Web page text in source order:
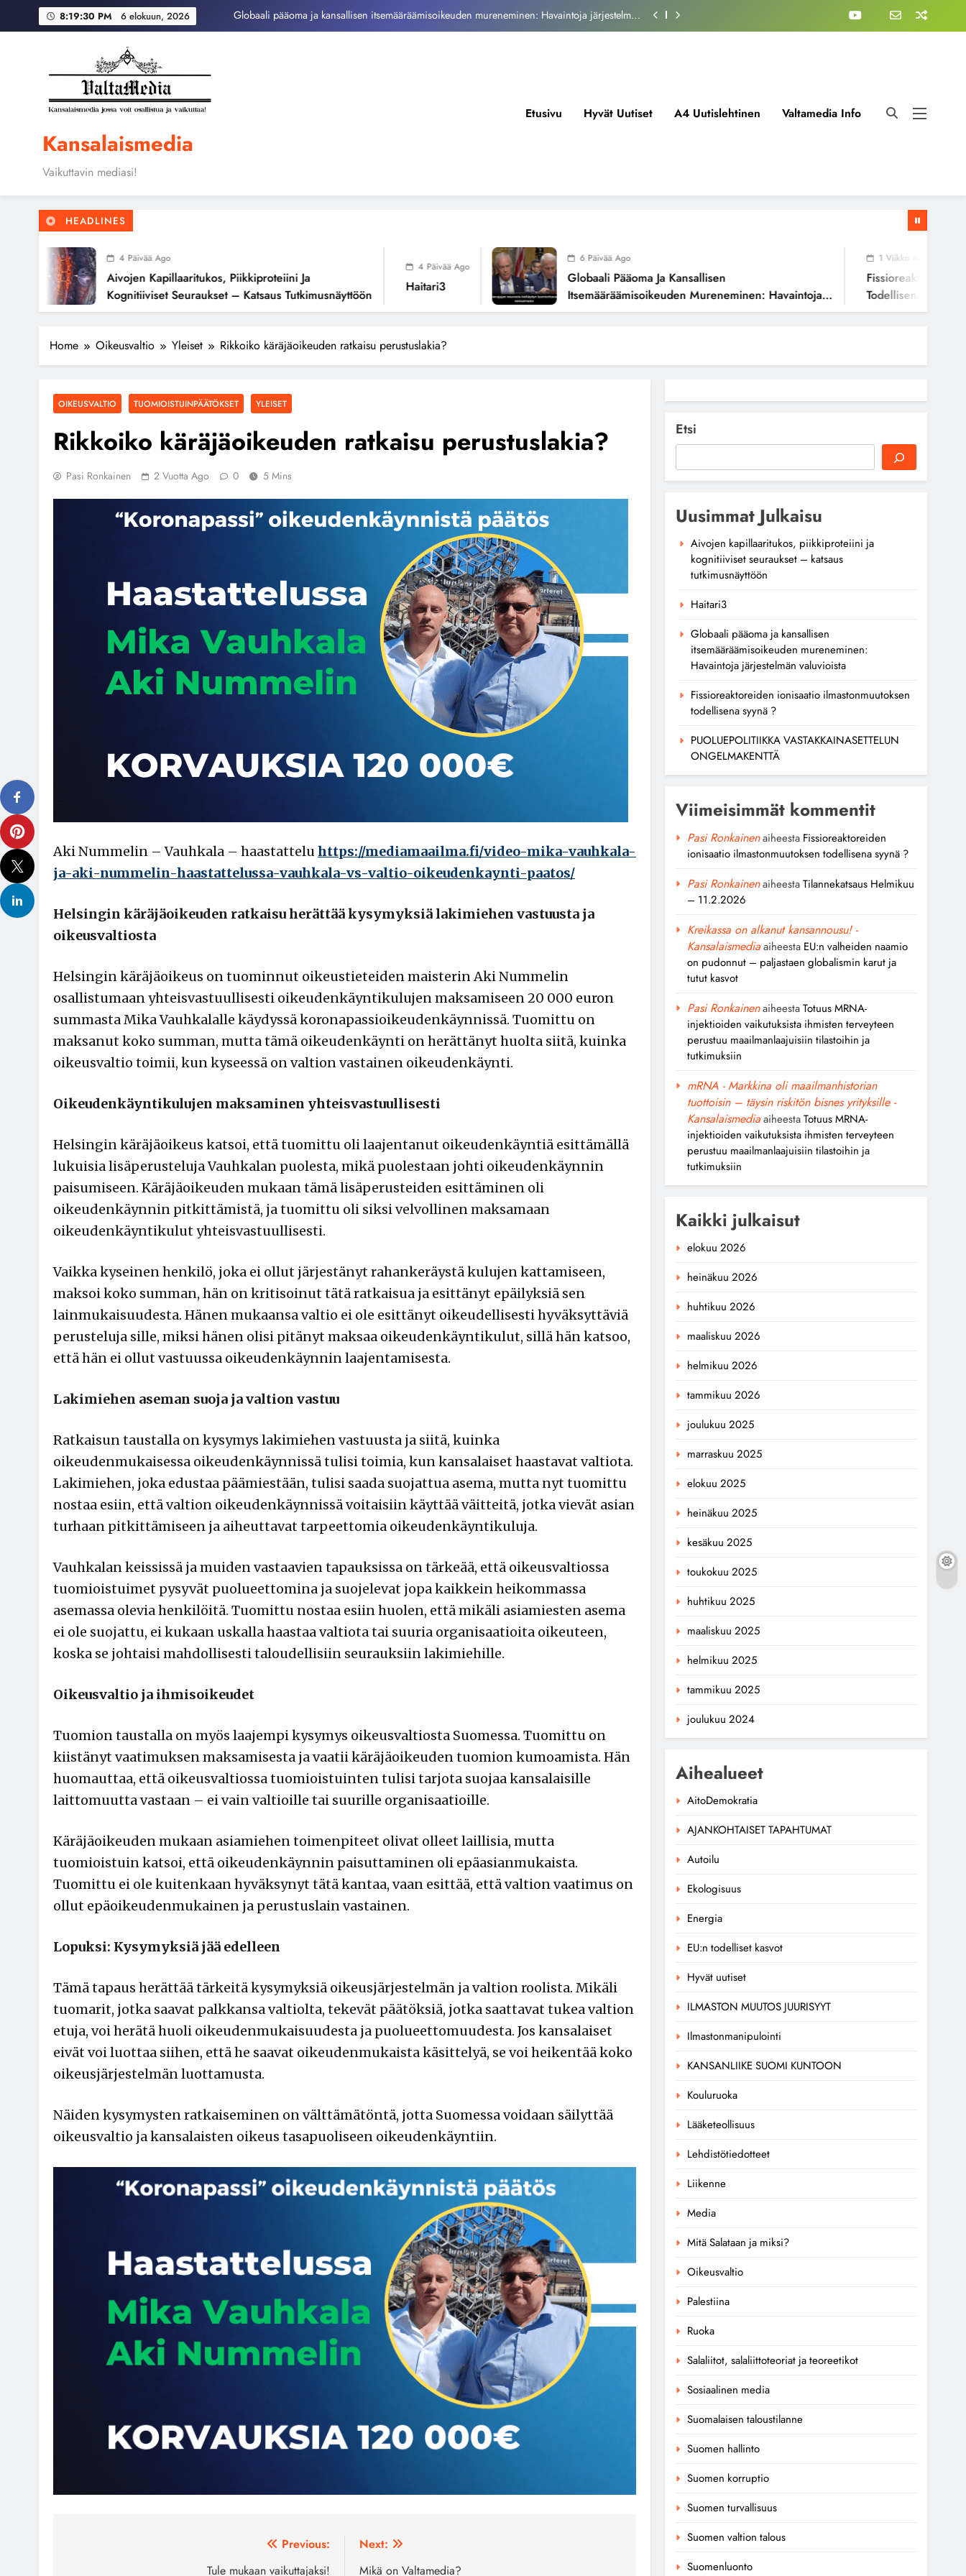
8:19:31 PM 6 elokuun, 2026
Fissioreaktoreiden ionisaatio ilmastonmuutoksen todellisena syynä ?
Globaali pääoma ja kansallisen itsemääräämisoikeuden mureneminen: Havaintoja järjestelmän
valuvioista
Kansalaismedia
Vaikuttavin mediasi!
Etusivu Hyvät Uutiset A4 Uutislehtinen Valtamedia Info
HEADLINES
4 Päivää Ago
Aivojen Kapillaaritukos, Piikkiproteiini Ja
Kognitiiviset Seuraukset – Katsaus Tutkimusnäyttöön
4 Päivää Ago
Haitari3
6 Päivää Ago
Globaali Pääoma Ja Kansallisen
Itsemääräämisoikeuden Mureneminen: Havaintoja
Järjestelmän Valuvioista
1 Viikko Ago
Fissioreaktoreiden
Todellisena Syynä ?
Home Oikeusvaltio Yleiset Rikkoiko käräjäoikeuden ratkaisu perustuslakia?
OIKEUSVALTIO TUOMIOISTUINPÄÄTÖKSET YLEISET
Rikkoiko käräjäoikeuden ratkaisu perustuslakia?
Pasi Ronkainen 2 Vuotta Ago 0 5 Mins
Aki Nummelin – Vauhkala – haastatteluhttps://mediamaailma.fi/video-mika-vauhkala-
ja-aki-nummelin-haastattelussa-vauhkala-vs-valtio-oikeudenkaynti-paatos/
Helsingin käräjäoikeuden ratkaisu herättää kysymyksiä lakimiehen vastuusta ja
oikeusvaltiosta
Helsingin käräjäoikeus on tuominnut oikeustieteiden maisterin Aki Nummelin
osallistumaan yhteisvastuullisesti oikeudenkäyntikulujen maksamiseen 20 000 euron
summasta Mika Vauhkalalle käydyssä koronapassioikeudenkäynnissä. Tuomittu on
maksanut koko summan, mutta tämä oikeudenkäynti on herättänyt huolta siitä, kuinka
oikeusvaltio toimii, kun kyseessä on valtion vastainen oikeudenkäynti.
Oikeudenkäyntikulujen maksaminen yhteisvastuullisesti
Helsingin käräjäoikeus katsoi, että tuomittu oli laajentanut oikeudenkäyntiä esittämällä
lukuisia lisäperusteluja Vauhkalan puolesta, mikä puolestaan johti oikeudenkäynnin
paisumiseen. Käräjäoikeuden mukaan tämä lisäperusteiden esittäminen oli
oikeudenkäynnin pitkittämistä, ja tuomittu oli siksi velvollinen maksamaan
oikeudenkäyntikulut yhteisvastuullisesti.
Vaikka kyseinen henkilö, joka ei ollut järjestänyt rahankeräystä kulujen kattamiseen,
maksoi koko summan, hän on kritisoinut tätä ratkaisua ja esittänyt epäilyksiä sen
lainmukaisuudesta. Hänen mukaansa valtio ei ole esittänyt oikeudellisesti hyväksyttäviä
perusteluja sille, miksi hänen olisi pitänyt maksaa oikeudenkäyntikulut, sillä hän katsoo,
että hän ei ollut vastuussa oikeudenkäynnin laajentamisesta.
Lakimiehen aseman suoja ja valtion vastuu
Ratkaisun taustalla on kysymys lakimiehen vastuusta ja siitä, kuinka
oikeudenmukaisessa oikeudenkäynnissä tulisi toimia, kun kansalaiset haastavat valtiota.
Lakimiehen, joka edustaa päämiestään, tulisi saada suojattua asema, mutta nyt tuomittu
nostaa esiin, että valtion oikeudenkäynnissä voitaisiin käyttää väitteitä, jotka vievät asian
turhaan pitkittämiseen ja aiheuttavat tarpeettomia oikeudenkäyntikuluja.
Vauhkalan keississä ja muiden vastaavien tapauksissa on tärkeää, että oikeusvaltiossa
tuomioistuimet pysyvät puolueettomina ja suojelevat jopa kaikkein heikommassa
asemassa olevia henkilöitä. Tuomittu nostaa esiin huolen, että mikäli asiamiesten asema
ei ole suojattu, ei kukaan uskalla haastaa valtiota tai suuria organisaatioita oikeuteen,
koska se johtaisi mahdollisesti taloudellisiin seurauksiin lakimiehille.
Oikeusvaltio ja ihmisoikeudet
Tuomion taustalla on myös laajempi kysymys oikeusvaltiosta Suomessa. Tuomittu on
kiistänyt vaatimuksen maksamisesta ja vaatii käräjäoikeuden tuomion kumoamista. Hän
huomauttaa, että oikeusvaltiossa tuomioistuinten tulisi tarjota suojaa kansalaisille
laittomuutta vastaan – ei vain valtioille tai suurille organisaatioille.
Käräjäoikeuden mukaan asiamiehen toimenpiteet olivat olleet laillisia, mutta
tuomioistuin katsoi, että oikeudenkäynnin paisuttaminen oli epäasianmukaista.
Tuomittu ei ole kuitenkaan hyväksynyt tätä kantaa, vaan esittää, että valtion vaatimus on
ollut epäoikeudenmukainen ja perustuslain vastainen.
Lopuksi: Kysymyksiä jää edelleen
Tämä tapaus herättää tärkeitä kysymyksiä oikeusjärjestelmän ja valtion roolista. Mikäli
tuomarit, jotka saavat palkkansa valtiolta, tekevät päätöksiä, jotka saattavat tukea valtion
etuja, voi herätä huoli oikeudenmukaisuudesta ja puolueettomuudesta. Jos kansalaiset
eivät voi luottaa siihen, että he saavat oikeudenmukaista käsittelyä, se voi heikentää koko
oikeusjärjestelmän luottamusta.
Näiden kysymysten ratkaiseminen on välttämätöntä, jotta Suomessa voidaan säilyttää
oikeusvaltio ja kansalaisten oikeus tasapuoliseen oikeudenkäyntiin.
Previous:
Tule mukaan vaikuttajaksi!
Next:
Mikä on Valtamedia?
Etsi
Uusimmat Julkaisu
Aivojen kapillaaritukos, piikkiproteiini ja
kognitiiviset seuraukset – katsaus
tutkimusnäyttöön
Haitari3
Globaali pääoma ja kansallisen
itsemääräämisoikeuden mureneminen:
Havaintoja järjestelmän valuvioista
Fissioreaktoreiden ionisaatio ilmastonmuutoksen
todellisena syynä ?
PUOLUEPOLITIIKKA VASTAKKAINASETTELUN
ONGELMAKENTTÄ
Viimeisimmät kommentit
Pasi Ronkainenaiheesta Fissioreaktoreiden
ionisaatio ilmastonmuutoksen todellisena syynä ?
Pasi RonkainenaiheestaTilannekatsaus Helmikuu
– 11.2.2026
Kreikassa on alkanut kansannousu! -
Kansalaismediaaiheesta EU:n valheiden naamio
on pudonnut – paljastaen globalismin karut ja
tutut kasvot
Pasi RonkainenaiheestaTotuus MRNA-
injektioiden vaikutuksista ihmisten terveyteen
perustuu maailmanlaajuisiin tilastoihin ja
tutkimuksiin
mRNA - Markkina oli maailmanhistorian
tuottoisin – täysin riskitön bisnes yrityksille -
KansalaismediaaiheestaTotuus MRNA-
injektioiden vaikutuksista ihmisten terveyteen
perustuu maailmanlaajuisiin tilastoihin ja
tutkimuksiin
Kaikki julkaisut
elokuu 2026
heinäkuu 2026
huhtikuu 2026
maaliskuu 2026
helmikuu 2026
tammikuu 2026
joulukuu 2025
marraskuu 2025
elokuu 2025
heinäkuu 2025
kesäkuu 2025
toukokuu 2025
huhtikuu 2025
maaliskuu 2025
helmikuu 2025
tammikuu 2025
joulukuu 2024
Aihealueet
AitoDemokratia
AJANKOHTAISET TAPAHTUMAT
Autoilu
Ekologisuus
Energia
EU:n todelliset kasvot
Hyvät uutiset
ILMASTON MUUTOS JUURISYYT
Ilmastonmanipulointi
KANSANLIIKE SUOMI KUNTOON
Kouluruoka
Lääketeollisuus
Lehdistötiedotteet
Liikenne
Media
Mitä Salataan ja miksi?
Oikeusvaltio
Palestiina
Ruoka
Salaliitot, salaliittoteoriat ja teoreetikot
Sosiaalinen media
Suomalaisen taloustilanne
Suomen hallinto
Suomen korruptio
Suomen turvallisuus
Suomen valtion talous
Suomenluonto